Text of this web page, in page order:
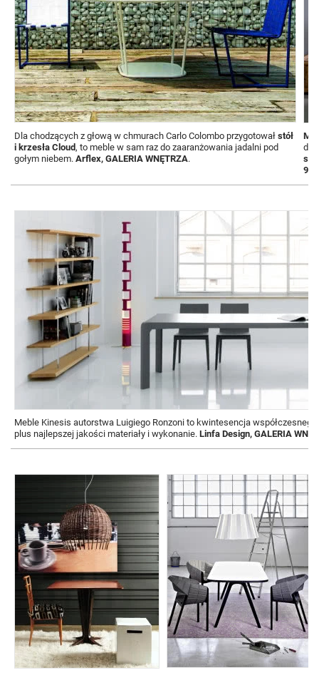
Dla chodzących z głową w chmurach Carlo Colombo przygotował stół
i krzesła Cloud, to meble w sam raz do zaaranżowania jadalni pod
gołym niebem. Arflex, GALERIA WNĘTRZA.
M
dla
Meble Kinesis autorstwa Luigiego Ronzoni to kwintesencja współczesnego
plus najlepszej jakości materiały i wykonanie. Linfa Design, GALERIA